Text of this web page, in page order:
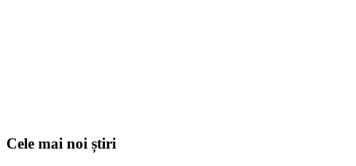
Cele mai noi știri